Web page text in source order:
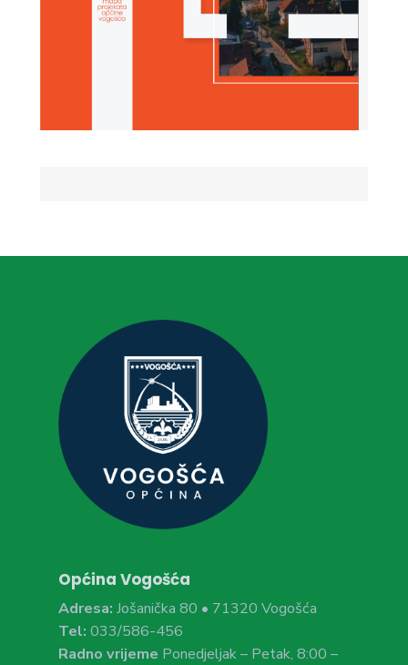
Općina Vogošća
Adresa: Jošanička 80 • 71320 Vogošća
Tel: 033/586-456
Radno vrijeme Ponedjeljak – Petak, 8:00 –